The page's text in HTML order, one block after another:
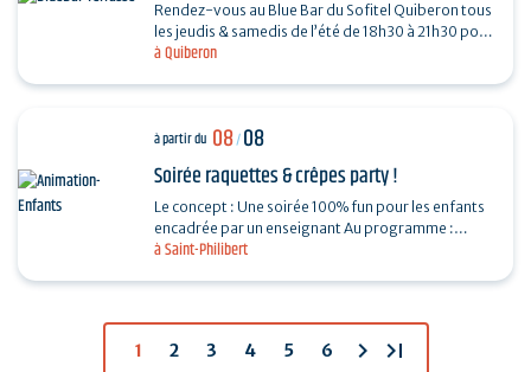
à Quiberon
Rendez-vous au Blue Bar du Sofitel Quiberon tous
les jeudis & samedis de l’été de 18h30 à 21h30 pour
vivre des instants musicaux & conviviaux avec…
à Saint-Philibert
à partir du 08/08
Soirée raquettes & crêpes party !
Le concept : Une soirée 100% fun pour les enfants
encadrée par un enseignant Au programme :
tennis, padel et pickleball suivis d’un Breizh picnic :
1 2 3 4 5 6 chevron_right last_page